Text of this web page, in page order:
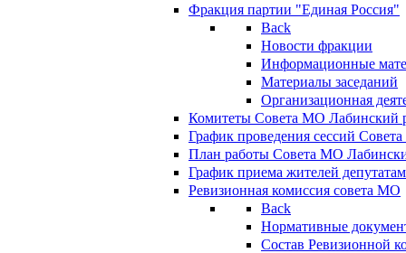
Фракция партии "Единая Россия"
Back
Новости фракции
Информационные
Материалы заседаний
Организационная
Комитеты Совета МО Лабинский
График проведения сессий
План работы Совета МО
График приема жителей
Ревизионная комиссия совета МО
Back
Нормативные
Состав Ревизионной